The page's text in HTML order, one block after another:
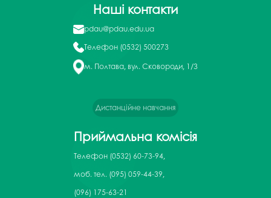
Наші контакти
pdau@pdau.edu.ua
Телефон (0532) 500273
м. Полтава, вул. Сковороди, 1/3
Дистанційне навчання
Приймальна комісія
Телефон (0532) 60-73-94,
моб. тел. (095) 059-44-39,
(096) 175-63-21